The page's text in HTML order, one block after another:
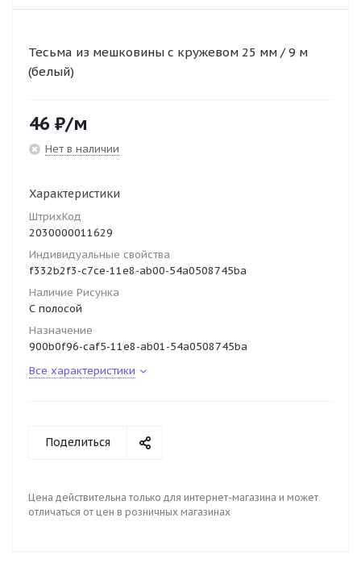
Тесьма из мешковины с кружевом 25 мм / 9 м
(белый)
46 ₽/м
Нет в наличии
Характеристики
ШтрихКод
2030000011629
Индивидуальные свойства
f332b2f3-c7ce-11e8-ab00-54a0508745ba
Наличие Рисунка
С полосой
Назначение
900b0f96-caf5-11e8-ab01-54a0508745ba
Все характеристики
Поделиться
Цена действительна только для интернет-магазина и может
отличаться от цен в розничных магазинах